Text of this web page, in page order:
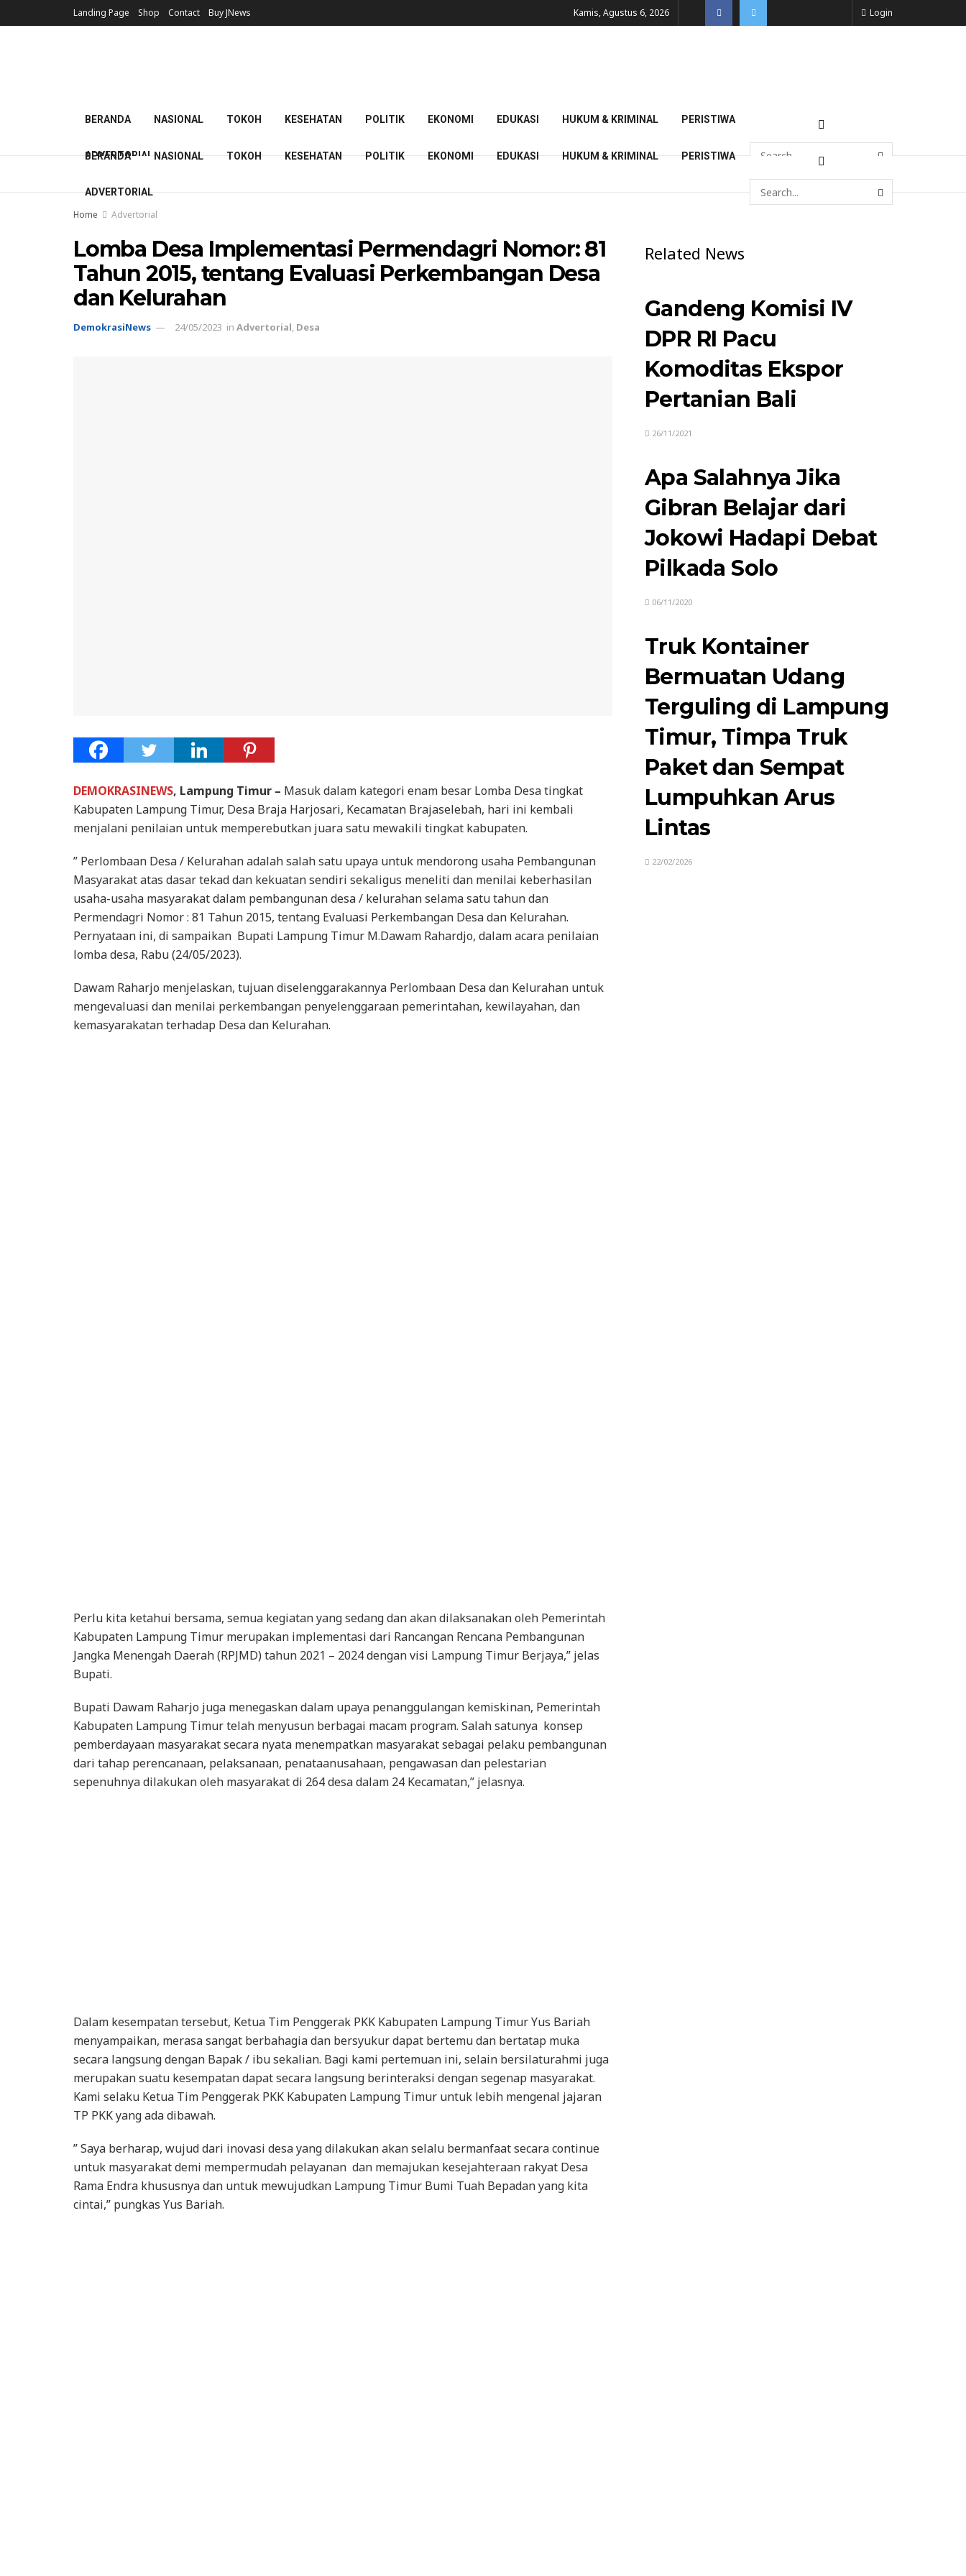
Landing Page Shop Contact Buy JNews Kamis, Agustus 6, 2026 Login
BERANDA NASIONAL TOKOH KESEHATAN POLITIK EKONOMI EDUKASI HUKUM & KRIMINAL PERISTIWA
ADVERTORIAL
BERANDA NASIONAL TOKOH KESEHATAN POLITIK EKONOMI EDUKASI HUKUM & KRIMINAL PERISTIWA
ADVERTORIAL
Home Advertorial
Lomba Desa Implementasi Permendagri Nomor: 81
Tahun 2015, tentang Evaluasi Perkembangan Desa
dan Kelurahan
DemokrasiNews 24/05/2023 in Advertorial, Desa
DEMOKRASINEWS, Lampung Timur – Masuk dalam kategori enam besar Lomba Desa tingkat
Kabupaten Lampung Timur, Desa Braja Harjosari, Kecamatan Brajaselebah, hari ini kembali
menjalani penilaian untuk memperebutkan juara satu mewakili tingkat kabupaten.
” Perlombaan Desa / Kelurahan adalah salah satu upaya untuk mendorong usaha Pembangunan
Masyarakat atas dasar tekad dan kekuatan sendiri sekaligus meneliti dan menilai keberhasilan
usaha-usaha masyarakat dalam pembangunan desa / kelurahan selama satu tahun dan
Permendagri Nomor : 81 Tahun 2015, tentang Evaluasi Perkembangan Desa dan Kelurahan.
Pernyataan ini, di sampaikan Bupati Lampung Timur M.Dawam Rahardjo, dalam acara penilaian
lomba desa, Rabu (24/05/2023).
Dawam Raharjo menjelaskan, tujuan diselenggarakannya Perlombaan Desa dan Kelurahan untuk
mengevaluasi dan menilai perkembangan penyelenggaraan pemerintahan, kewilayahan, dan
kemasyarakatan terhadap Desa dan Kelurahan.
Perlu kita ketahui bersama, semua kegiatan yang sedang dan akan dilaksanakan oleh Pemerintah
Kabupaten Lampung Timur merupakan implementasi dari Rancangan Rencana Pembangunan
Jangka Menengah Daerah (RPJMD) tahun 2021 – 2024 dengan visi Lampung Timur Berjaya,” jelas
Bupati.
Bupati Dawam Raharjo juga menegaskan dalam upaya penanggulangan kemiskinan, Pemerintah
Kabupaten Lampung Timur telah menyusun berbagai macam program. Salah satunya konsep
pemberdayaan masyarakat secara nyata menempatkan masyarakat sebagai pelaku pembangunan
dari tahap perencanaan, pelaksanaan, penataanusahaan, pengawasan dan pelestarian
sepenuhnya dilakukan oleh masyarakat di 264 desa dalam 24 Kecamatan,” jelasnya.
Dalam kesempatan tersebut, Ketua Tim Penggerak PKK Kabupaten Lampung Timur Yus Bariah
menyampaikan, merasa sangat berbahagia dan bersyukur dapat bertemu dan bertatap muka
secara langsung dengan Bapak / ibu sekalian. Bagi kami pertemuan ini, selain bersilaturahmi juga
merupakan suatu kesempatan dapat secara langsung berinteraksi dengan segenap masyarakat.
Kami selaku Ketua Tim Penggerak PKK Kabupaten Lampung Timur untuk lebih mengenal jajaran
TP PKK yang ada dibawah.
” Saya berharap, wujud dari inovasi desa yang dilakukan akan selalu bermanfaat secara continue
untuk masyarakat demi mempermudah pelayanan dan memajukan kesejahteraan rakyat Desa
Rama Endra khususnya dan untuk mewujudkan Lampung Timur Bumi Tuah Bepadan yang kita
cintai,” pungkas Yus Bariah.
Related News
Gandeng Komisi IV
DPR RI Pacu
Komoditas Ekspor
Pertanian Bali
26/11/2021
Apa Salahnya Jika
Gibran Belajar dari
Jokowi Hadapi Debat
Pilkada Solo
06/11/2020
Truk Kontainer
Bermuatan Udang
Terguling di Lampung
Timur, Timpa Truk
Paket dan Sempat
Lumpuhkan Arus
Lintas
22/02/2026